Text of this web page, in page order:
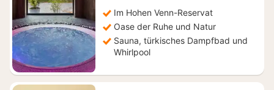
€
Im Hohen Venn-Reservat
Oase der Ruhe und Natur
Sauna, türkisches Dampfbad und
Whirlpool